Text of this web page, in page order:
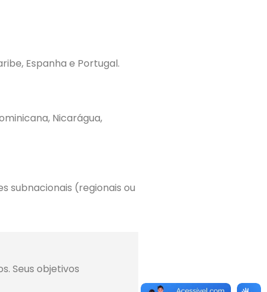
Espanha e Portugal.
Nicarágua,
subnacionais (regionais ou
Seus objetivos